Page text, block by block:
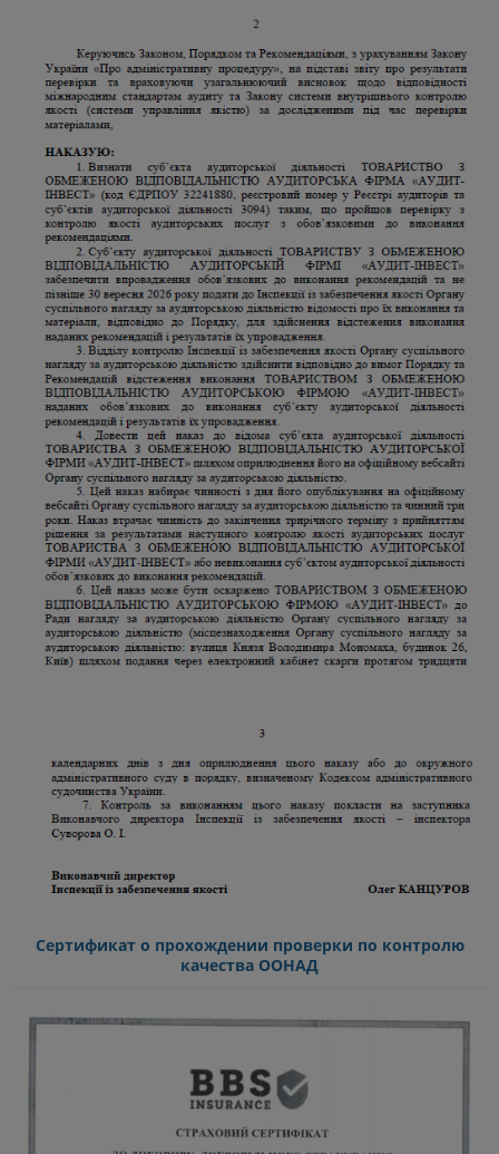
Сертификат о прохождении проверки по контролю
качества ООНАД